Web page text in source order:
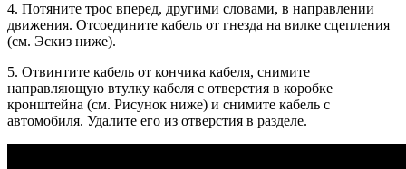
4. Потяните трос вперед, другими словами, в направлении
движения. Отсоедините кабель от гнезда на вилке сцепления
(см. Эскиз ниже).
5. Отвинтите кабель от кончика кабеля, снимите
направляющую втулку кабеля с отверстия в коробке
кронштейна (см. Рисунок ниже) и снимите кабель с
автомобиля. Удалите его из отверстия в разделе.